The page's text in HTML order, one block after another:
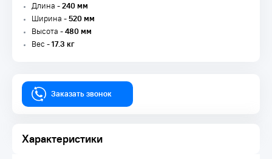
Длина -240 мм
Ширина -520 мм
Высота -480 мм
Вес -17.3 кг
Заказать звонок
Характеристики